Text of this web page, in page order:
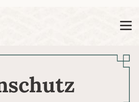
nicht mehr anzeigen